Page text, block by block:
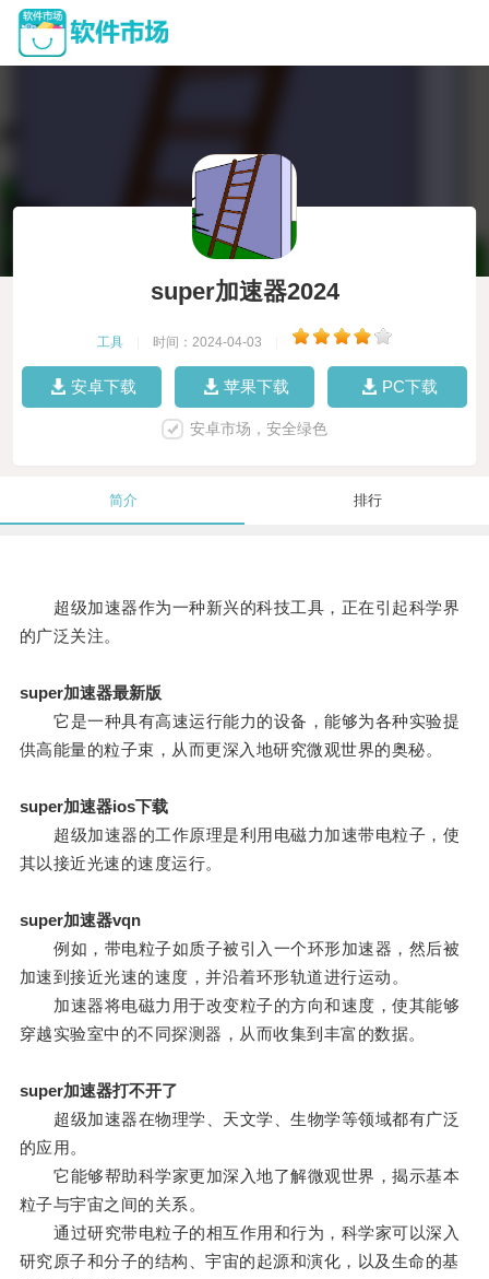
super加速器2024
工具 时间：2024-04-03
安卓下载 苹果下载 PC下载
安卓市场，安全绿色
简介 排行
超级加速器作为一种新兴的科技工具，正在引起科学界
的广泛关注。
super加速器最新版
它是一种具有高速运行能力的设备，能够为各种实验提
供高能量的粒子束，从而更深入地研究微观世界的奥秘。
super加速器ios下载
超级加速器的工作原理是利用电磁力加速带电粒子，使
其以接近光速的速度运行。
super加速器vqn
例如，带电粒子如质子被引入一个环形加速器，然后被
加速到接近光速的速度，并沿着环形轨道进行运动。
加速器将电磁力用于改变粒子的方向和速度，使其能够
穿越实验室中的不同探测器，从而收集到丰富的数据。
super加速器打不开了
超级加速器在物理学、天文学、生物学等领域都有广泛
的应用。
它能够帮助科学家更加深入地了解微观世界，揭示基本
粒子与宇宙之间的关系。
通过研究带电粒子的相互作用和行为，科学家可以深入
研究原子和分子的结构、宇宙的起源和演化，以及生命的基